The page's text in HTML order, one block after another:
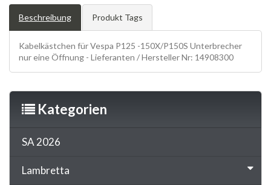
Beschreibung Produkt Tags
Kabelkästchen für Vespa P125 -150X/P150S Unterbrecher
nur eine Öffnung - Lieferanten / Hersteller Nr: 14908300
Kategorien
SA 2026
Lambretta